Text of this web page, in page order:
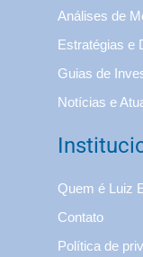
Análises de
Estratégias e
Guias de
Notícias e
Quem é Luiz
Contato
Política de